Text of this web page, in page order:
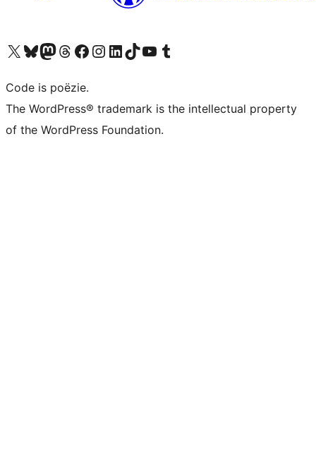
Bezoek ons X (voorheen Twitter) account
Bezoek ons Bluesky account
Bezoek ons Mastodon account
Bezoek ons Threads account
Onze Facebook pagina bezoeken
Bezoek ons Instagram account
Bezoek ons LinkedIn account
Bezoek ons TikTok account
Bezoek ons YouTube kanaalBezoek ons Tumblr account
Code is poëzie.
The WordPress® trademark is the intellectual property
of the WordPress Foundation.